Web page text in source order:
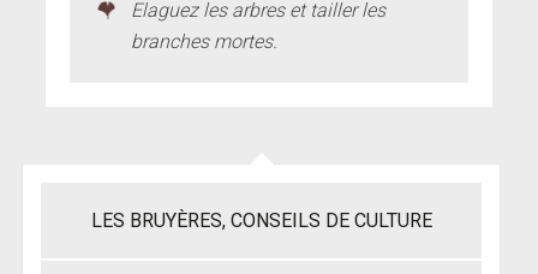
LES BRUYÈRES, CONSEILS DE CULTURE
Elaguez les arbres et tailler les
branches mortes.